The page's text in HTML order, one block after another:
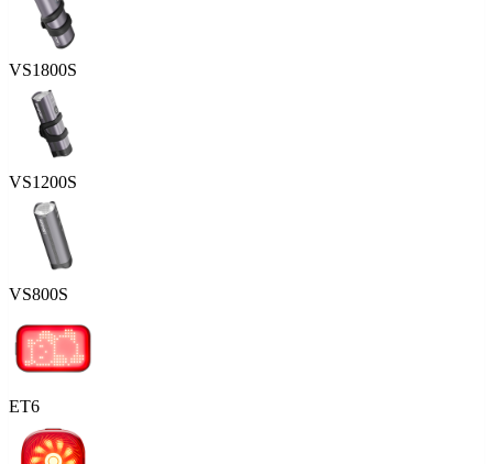
VS1800S
VS1200S
VS800S
ET6